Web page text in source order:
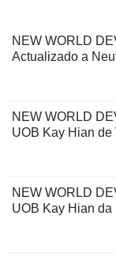
NEW WORLD
Actualizado a
NEW WORLD
UOB Kay Hian de
NEW WORLD
UOB Kay Hian